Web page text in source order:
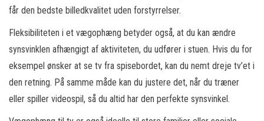
får den bedste billedkvalitet uden forstyrrelser.
Fleksibiliteten i et vægophæng betyder også, at du kan ændre
synsvinklen afhængigt af aktiviteten, du udfører i stuen. Hvis du for
eksempel ønsker at se tv fra spisebordet, kan du nemt dreje tv’et i
den retning. På samme måde kan du justere det, når du træner
eller spiller videospil, så du altid har den perfekte synsvinkel.